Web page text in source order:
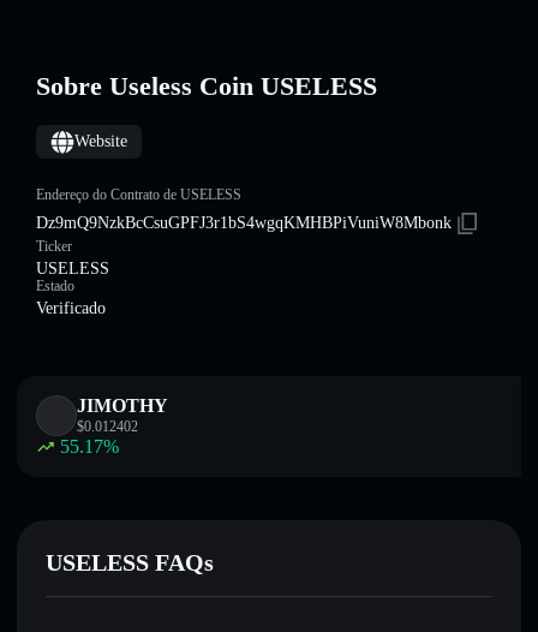
Sobre Useless Coin USELESS
Website
Endereço do Contrato de USELESS
Dz9mQ9NzkBcCsuGPFJ3r1bS4wgqKMHBPiVuniW8Mbonk
Ticker
USELESS
Estado
Verificado
JIMOTHY
$0.012402
55.17%
USELESS FAQs